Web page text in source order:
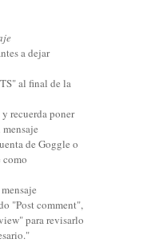
a dejar
al final de la
recuerda poner
de Goggle o
como
"Post comment",
para revisarlo